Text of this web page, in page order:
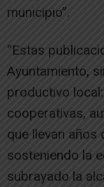
municipio”.
“Estas
Ayuntamiento,
productivo
cooperativas,
que llevan años
sosteniendo la
subrayado la